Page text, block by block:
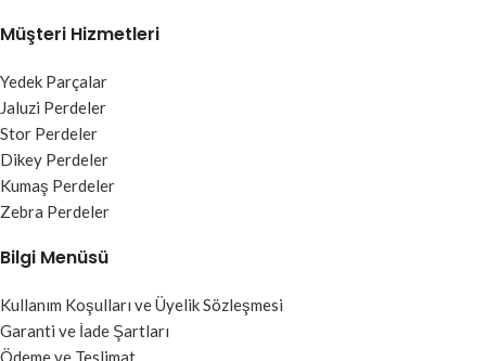
Müşteri Hizmetleri
Yedek Parçalar
Jaluzi Perdeler
Stor Perdeler
Dikey Perdeler
Kumaş Perdeler
Zebra Perdeler
Bilgi Menüsü
Kullanım Koşulları ve Üyelik Sözleşmesi
Garanti ve İade Şartları
Ödeme ve Teslimat